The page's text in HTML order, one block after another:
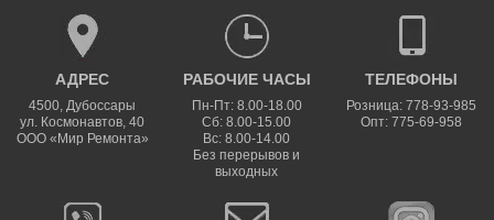
АДРЕС
4500,Дубоссары
ул. Космонавтов, 40
ООО «Мир Ремонта»
РАБОЧИЕ ЧАСЫ
Пн-Пт: 8.00-18.00
Сб: 8.00-15.00
Вс: 8.00-14.00
Без перерывов и
выходных
ТЕЛЕФОНЫ
Розница: 778-93-985
Опт: 775-69-958